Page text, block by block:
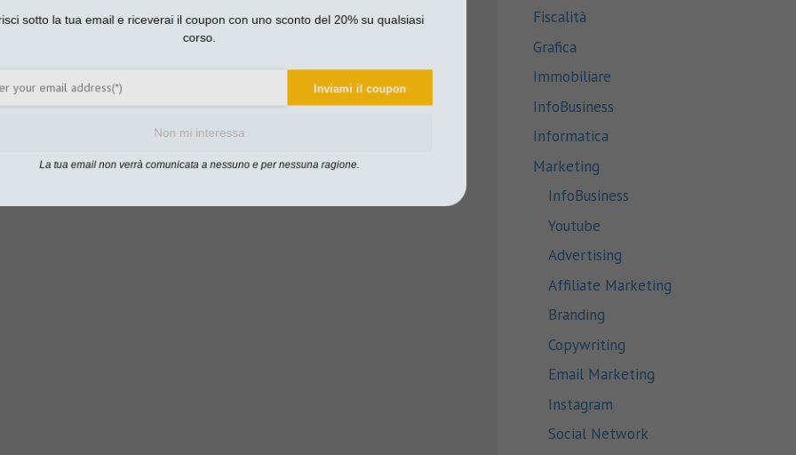
Fiscalità
Grafica
Immobiliare
InfoBusiness
Informatica
Marketing
InfoBusiness
Youtube
Advertising
Affiliate Marketing
Branding
Copywriting
Email Marketing
Instagram
Social Network
sotto la tua email e riceverai il coupon con uno sconto del 20% su qualsiasi
corso.
Inviami il coupon
Non mi interessa
La tua email non verrà comunicata a nessuno e per nessuna ragione.